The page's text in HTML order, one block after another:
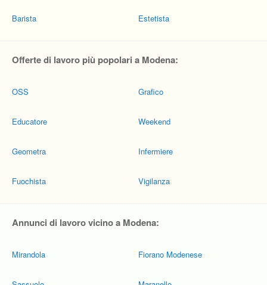
Barista Estetista
Offerte di lavoro più popolari a Modena:
OSS
Educatore
Geometra
Fuochista
Grafico
Weekend
Infermiere
Vigilanza
Annunci di lavoro vicino a Modena:
Mirandola Fiorano Modenese